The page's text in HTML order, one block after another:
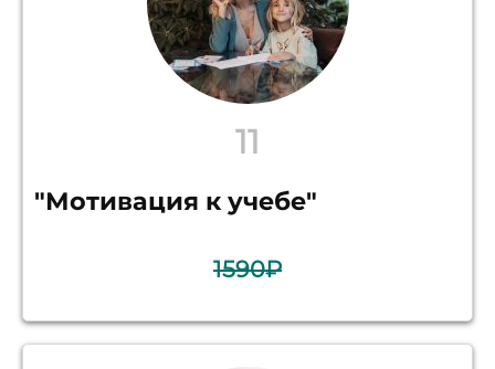
11
"Мотивация к учебе"
1590₽